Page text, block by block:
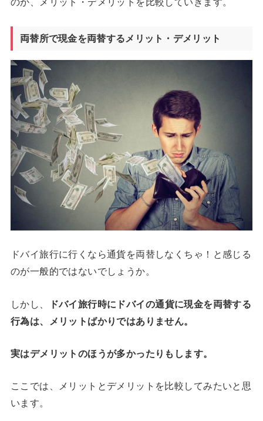
両替所で現金を両替するメリット・デメリット
ドバイ旅行に行くなら通貨を両替しなくちゃ！と感じる
のが一般的ではないでしょうか。
しかし、
ドバイ旅行時にドバイの通貨に現金を両替する
行為は、メリットばかりではありません。
実はデメリットのほうが多かったりもします。
ここでは、メリットとデメリットを比較してみたいと思
います。